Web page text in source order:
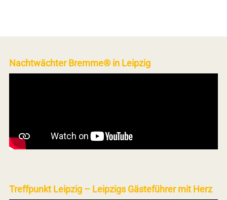
Nachtwächter Bremme® in Leipzig
Treffpunkt Leipzig – Leipzigs Gästeführer mit Herz